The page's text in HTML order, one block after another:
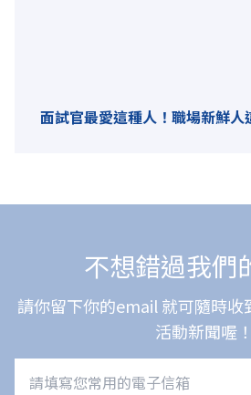
面試官最愛這種人！職場新鮮
不想錯過我們
請你留下你的email 就可隨時收
活動新聞喔！